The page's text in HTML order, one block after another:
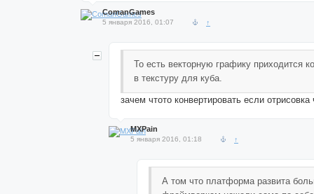
ComanGames
5 января 2016, 01:07 ↑
То есть векторную графику приходится
в текстуру для куба.
зачем чтото конвертировать если отрисовка
MXPain
5 января 2016, 01:18 ↑
А том что платформа развита